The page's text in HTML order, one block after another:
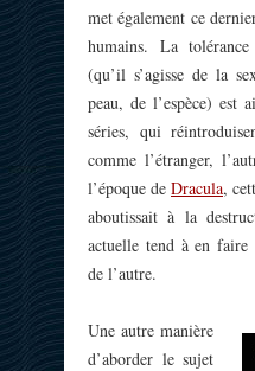
met également ce
humains. La
(qu’il s’agisse de la
peau, de l’espèce) est
séries, qui
comme l’étranger,
l’époque de Dracula,
aboutissait à la
actuelle tend à en faire
de l’autre.
Une autre manière
d’aborder le sujet